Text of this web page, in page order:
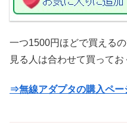
一つ1500円ほどで買える
見る人は合わせて買ってお
⇒無線アダプタの購入ペー